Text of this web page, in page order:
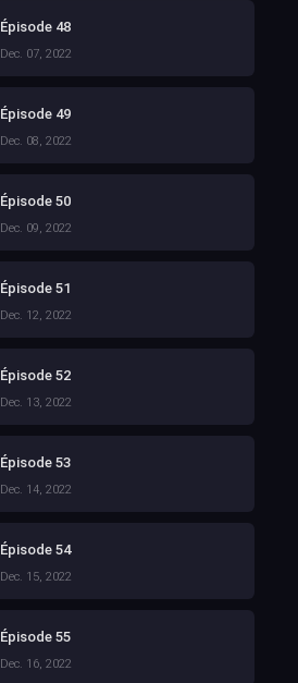
Épisode 48
Dec. 07, 2022
Épisode 49
Dec. 08, 2022
Épisode 50
Dec. 09, 2022
Épisode 51
Dec. 12, 2022
Épisode 52
Dec. 13, 2022
Épisode 53
Dec. 14, 2022
Épisode 54
Dec. 15, 2022
Épisode 55
Dec. 16, 2022